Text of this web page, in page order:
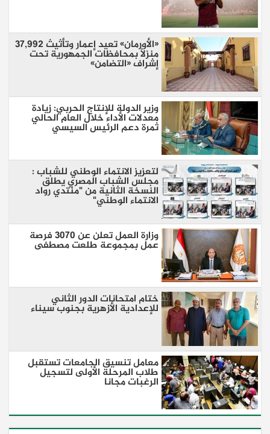
«الأورمان» تعيد إعمار وتأثيث 37,992
منزلًا بمحافظات الجمهورية تحت
إشراف «التضامن»
وزير الدولة للإنتاج الحربي: زيادة
معدلات الأداء خلال العام الحالي
ثمرة دعم الرئيس السيسي
لتعزيز الانتماء الوطني للشباب :
مجلس الشباب المصري يطلق
النسخة الثانية من "منتدي رواد
الانتماء الوطني"
وزارة العمل تعلن عن 3070 فرصة
عمل بمجموعة طلعت مصطفى
ختام امتحانات الدور الثاني
للإعدادية الأزهرية بجنوب سيناء
معامل تنسيق الجامعات تستقبل
طلاب المرحلة الأولى لتسجيل
الرغبات مجانا